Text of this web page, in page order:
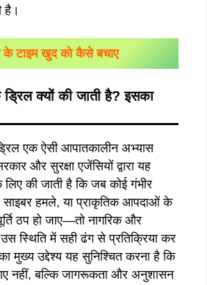
है।
टाइम खुद को कैसे बचाए
ड्रिल क्यों की जाती है?इसका
एक ऐसी आपातकालीन अभ्यास
और सुरक्षा एजेंसियों द्वारा यह
की जाती है कि जब कोई गंभीर
हमले, या प्राकृतिक आपदाओं के
ठप हो जाए—तो नागरिक और
उस स्थिति में सही ढंग से प्रतिक्रिया कर
मुख्य उद्देश्य यह सुनिश्चित करना है कि
नहीं, बल्कि जागरूकता और अनुशासन